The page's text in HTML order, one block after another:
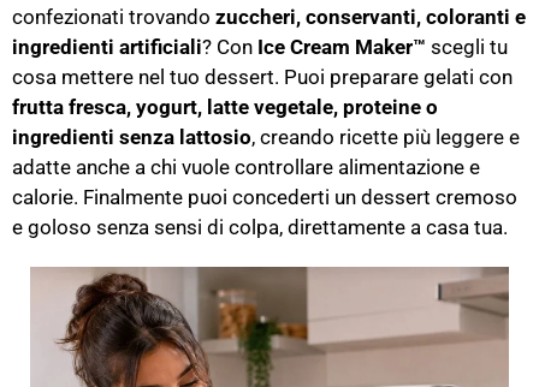
confezionati trovando zuccheri, conservanti, coloranti e
ingredienti artificiali? Con Ice Cream Maker™ scegli tu
cosa mettere nel tuo dessert. Puoi preparare gelati con
frutta fresca, yogurt, latte vegetale, proteine o
ingredienti senza lattosio, creando ricette più leggere e
adatte anche a chi vuole controllare alimentazione e
calorie. Finalmente puoi concederti un dessert cremoso
e goloso senza sensi di colpa, direttamente a casa tua.